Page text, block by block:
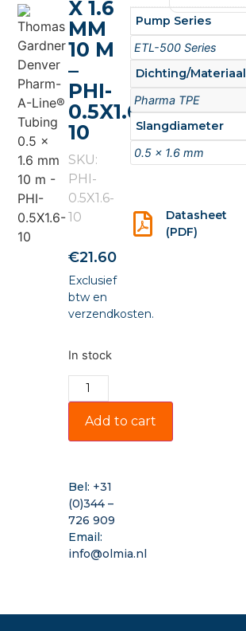
X 1.6
MM
10 M
–
PHI-
0.5X1.6-
10
SKU:
PHI-
0.5X1.6-
10
€21.60
Exclusief
btw en
verzendkosten.
In stock
Add to cart
Bel: +31
(0)344 –
726 909
Email:
info@olmia.nl
Pump Series
ETL-500 Series
Dichting/Materiaal
Pharma TPE
Slangdiameter
0.5 x 1.6 mm
Datasheet
(PDF)